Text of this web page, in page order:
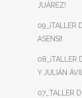
JUÁREZ!
09_¡TALLER
ASENSI!
08_¡TALLER
Y JULIÁN
07_TALLER